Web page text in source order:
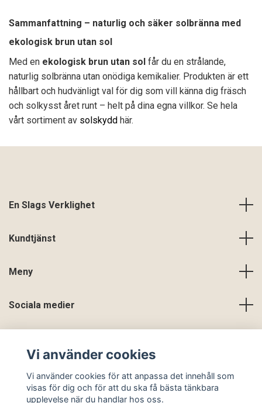
Sammanfattning – naturlig och säker solbränna med
ekologisk brun utan sol
Med en ekologisk brun utan sol får du en strålande,
naturlig solbränna utan onödiga kemikalier. Produkten är ett
hållbart och hudvänligt val för dig som vill känna dig fräsch
och solkysst året runt – helt på dina egna villkor. Se hela
vårt sortiment av solskydd här.
En Slags Verklighet
Kundtjänst
Meny
Sociala medier
Vi använder cookies
Vi använder cookies för att anpassa det innehåll som
visas för dig och för att du ska få bästa tänkbara
upplevelse när du handlar hos oss.